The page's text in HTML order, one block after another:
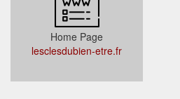
Home Page
lesclesdubien-etre.fr